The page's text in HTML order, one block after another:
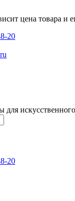
цена товара и
20
для
20